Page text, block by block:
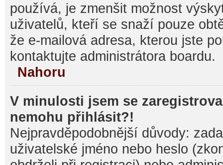
používá, je zmenšit možnost
uživatelů, kteří se snaží pouze
že e-mailová adresa, kterou jste
kontaktujte administrátora boardu.
Nahoru
V minulosti jsem se
nemohu přihlásit?!
Nejpravděpodobnější důvody:
uživatelské jméno nebo heslo